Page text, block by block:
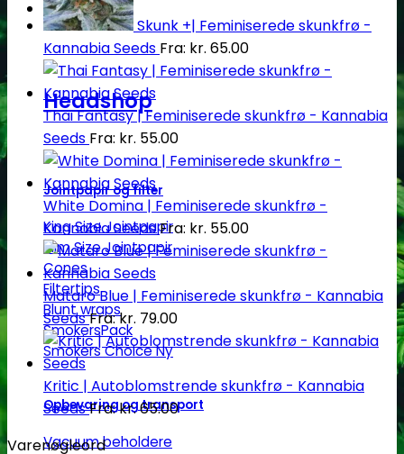
Headshop
Headshop
Jointpapir og filter
King Size Jointpapir
Slim Size Jointpapir
Cones
Filtertips
Blunt wraps
SmokersPack
Smokers Choice
Opbevaring og transport
Vacuum beholdere
Skunk +| Feminiserede skunkfrø -
Kannabia Seeds Fra: kr. 65.00
Thai Fantasy | Feminiserede skunkfrø - Kannabia
Seeds Fra: kr. 55.00
White Domina | Feminiserede skunkfrø -
Kannabia SeedsFra: kr. 55.00
Mataro Blue | Feminiserede skunkfrø - Kannabia
SeedsFra:kr. 79.00
Kritic | Autoblomstrende skunkfrø - Kannabia
SeedsFra:kr.65.00
Varenøgleord